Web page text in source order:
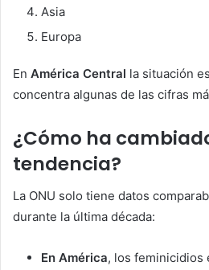
Asia
Europa
En América Central la situación
concentra algunas de las cifras
¿Cómo ha
tendencia?
La ONU solo tiene datos
durante la última década:
En América, los feminicidios